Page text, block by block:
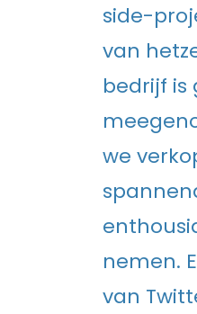
side-
van
bedrijf is
we
nemen.
van